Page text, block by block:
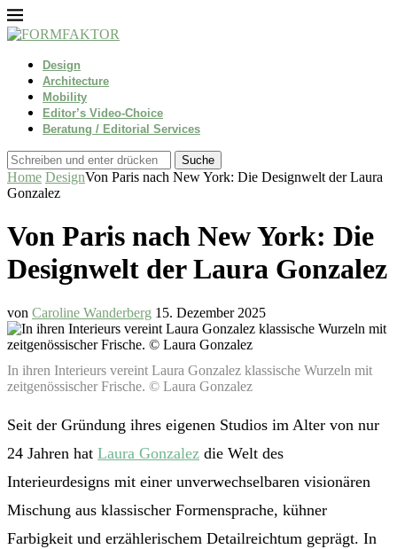
Design
Architecture
Mobility
Editor’s Video-Choice
Beratung / Editorial Services
Suche
Home DesignVon Paris nach New York: Die Designwelt der Laura
Gonzalez
Von Paris nach New York: Die
Designwelt der Laura Gonzalez
von Caroline Wanderberg 15. Dezember 2025
In ihren Interieurs vereint Laura Gonzalez klassische Wurzeln mit
zeitgenössischer Frische. © Laura Gonzalez
Seit der Gründung ihres eigenen Studios im Alter von nur
24 Jahren hat Laura Gonzalez die Welt des
Interieurdesigns mit einer unverwechselbaren visionären
Mischung aus klassischer Formensprache, kühner
Farbigkeit und erzählerischem Detailreichtum geprägt. In